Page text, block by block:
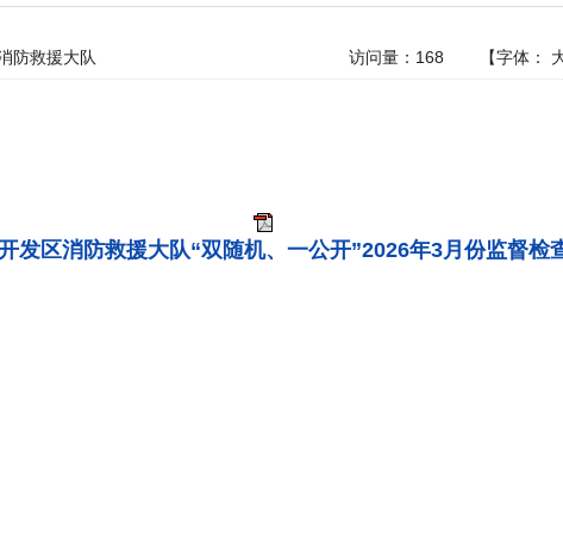
防救援大队 访问量： 168 【字体：
发区消防救援大队“双随机、一公开”2026年3月份监督检